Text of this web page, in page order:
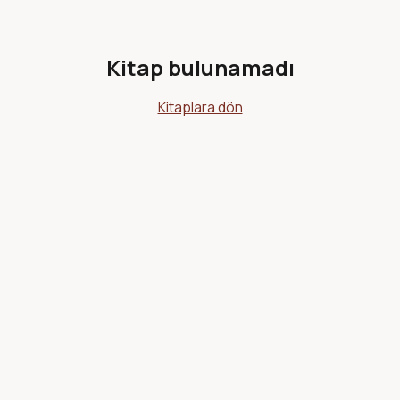
Kitap bulunamadı
Kitaplara dön